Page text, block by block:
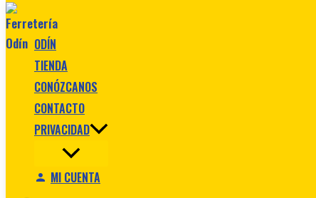
Ir al contenido
ODÍN
TIENDA
CONÓZCANOS
CONTACTO
PRIVACIDAD
MI CUENTA